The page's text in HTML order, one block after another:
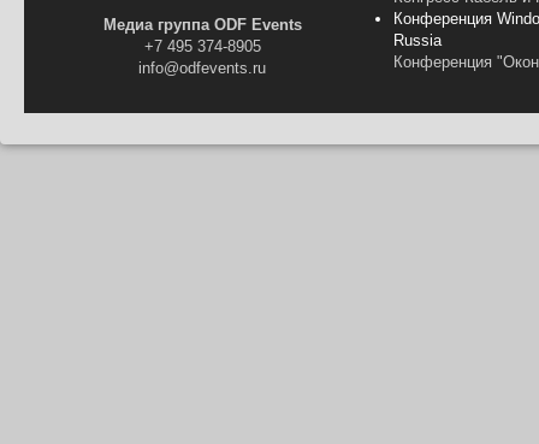
Медиа группа ODF Events
+7 495 374-8905
info@odfevents.ru
Конференция
Russia
Конференция